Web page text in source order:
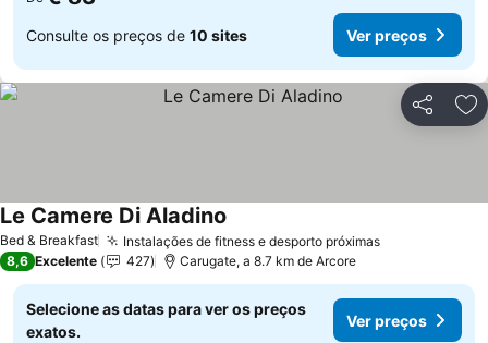
Consulte os preços de 10 sites Ver preços
Partilhar
Bed & Breakfast Instalações de fitness e desporto próximasVer preços
Le Camere Di Aladino
8,6 Excelente 427 Carugate, a 8.7 km de Arcore
Selecione as datas para ver os preços
exatos.
Ver preços